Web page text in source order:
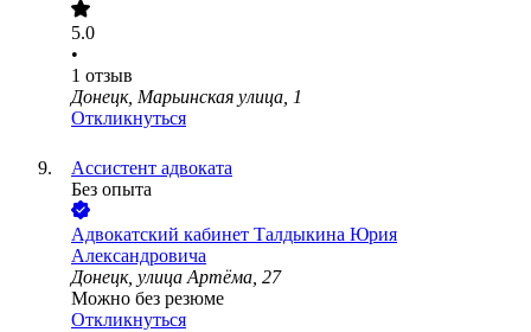
5.0
•
1 отзыв
Донецк, Марьинская улица, 1
Откликнуться
Ассистент адвоката
Без опыта
Адвокатский кабинет Талдыкина Юрия
Александровича
Донецк, улица Артёма, 27
Можно без резюме
Откликнуться